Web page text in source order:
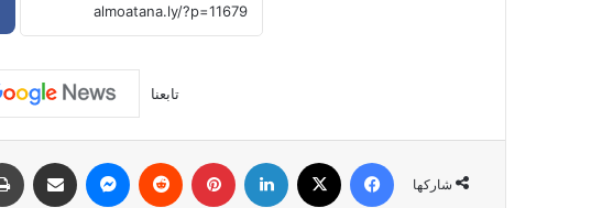
تابعنا
شاركها
فيسبوك لينكدإن بينتيريست ماسنجر مشاركة عبر البريد